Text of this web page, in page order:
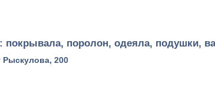
покрывала, поролон, одеяла, подушки,
Рыскулова, 200